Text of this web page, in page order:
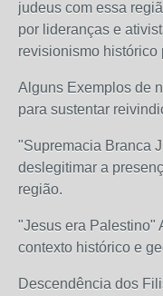
judeus com essa
por lideranças e
revisionismo histórico
Alguns Exemplos de
para sustentar
"Supremacia Branca
deslegitimar a
região.
"Jesus era Palestino"
contexto histórico e
Descendência dos